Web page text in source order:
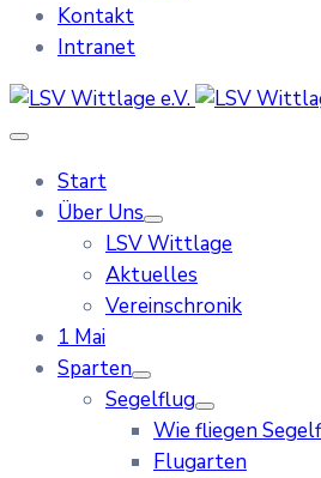
Kontakt
Intranet
Start
Über Uns
LSV Wittlage
Aktuelles
Vereinschronik
1 Mai
Sparten
Segelflug
Wie fliegen
Flugarten